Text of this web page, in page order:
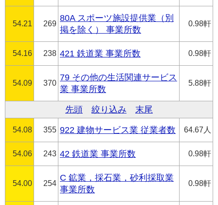
54.21 269
80A スポーツ施設提供業（別
掲を除く） 事業所数
0.98軒
54.16 238 421 鉄道業 事業所数 0.98軒
54.09 370
79 その他の生活関連サービス
業 事業所数
5.88軒
先頭 絞り込み 末尾
54.08 355 922 建物サービス業 従業者数 64.67人
54.06 243 42 鉄道業 事業所数 0.98軒
54.00 254
C 鉱業，採石業，砂利採取業
事業所数
0.98軒